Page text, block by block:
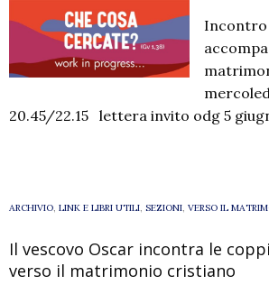
Incontro
20.45/22.15 lettera invito odg 5
ARCHIVIO, LINK E LIBRI UTILI, SEZIONI, VERSO IL
Il vescovo Oscar incontra le
verso il matrimonio cristiano